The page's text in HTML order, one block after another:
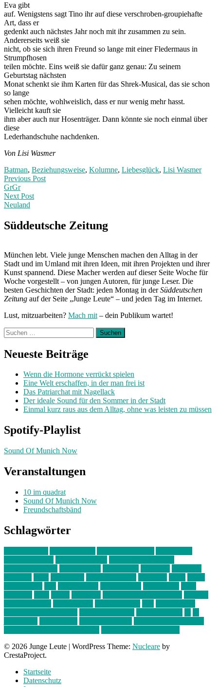
Eva gibt
auf. Wenigstens sagt Tino ihr auf diese verschroben-groupiehafte
Art, dass er
gedenkt auch nächstes Jahr noch mit ihr zusammen zu sein.
Andererseits weiß sie
nicht, ob sie sich ihren Freund so lange mit einer Fledermaus in
Strumpfhosen
teilen möchte. Eins weiß sie dafür ganz genau: Zu seinem
Geburtstag nächsten
Monat schenkt sie ihm Karten für das Shrek-Musical, das sie schon
so lange
sehen möchte, wohlweislich, dass er nur wenig mehr hasst.
Vielleicht kauft sie
ihm aber auch nur Hosenträger. Dann könnte sie noch einmal über
diese
Lederhandschuhe nachdenken.
Von Lisi Wasmer
Batman, Beziehungsweise, Kolumne, Liebesglück, Lisi Wasmer
Post
navigation
Previous PostPrevious
GrGr
Next Post
Neuland
Post:
Süddeutsche Zeitung
München lebt. Viele junge Menschen machen den Alltag in der
Stadt und im Umland mit ihren Ideen, mit ihren Projekten und ihrer
Kunst spannend. Diese Macher werden auf dieser Seite Woche für
Woche vorgestellt – von jungen Autoren, für junge Leser. Die
besten Geschichten der Stadt: jeden Montag in derSüddeutschen
Zeitung auf der Seite „Junge Leute“ – und jeden Tag im Internet.
Lust, mitzuarbeiten? Mach mit – dein Publikum wartet!
Suchen
nach:
Neueste Beiträge
Wenn die Hormone verrückt spielen
Eine Welt erschaffen, in der man frei ist
Das Patriarchat mit Nagellack
Der ideale Sound für den Sommer in der Stadt
Einmal kurz raus aus dem Alltag, ohne was leisten zu müssen
Spotify-Playlist
Sound Of Munich Now
Veranstaltungen
10 im quadrat
Sound Of Munich Now
Freundschaftsbänd
Schlagwörter
© 2026 Junge Leute | WordPress Theme: Nucleare by
CrestaProject.
Startseite
Datenschutz